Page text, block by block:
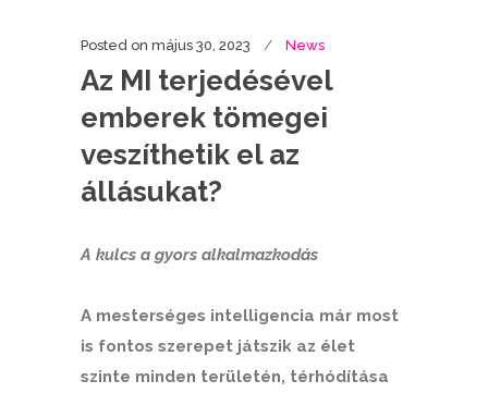
Posted on május 30, 2023 News
Az MI terjedésével
emberek tömegei
veszíthetik el az
állásukat?
A kulcs a gyors alkalmazkodás
A mesterséges intelligencia már most
is fontos szerepet játszik az élet
szinte minden területén, térhódítása